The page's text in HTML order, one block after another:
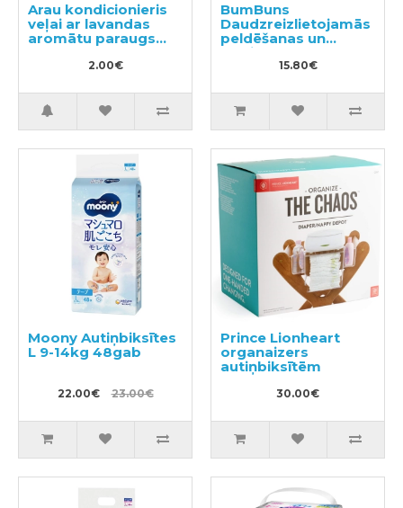
Arau kondicionieris
veļai ar lavandas
aromātu paraugs
2.00€
BumBuns
Daudzreizlietojamās
peldēšanas un
podiņmācību
autiņbiksīte M 11–15
15.80€
Moony Autiņbiksītes
L 9-14kg 48gab
22.00€ 23.00€
Prince Lionheart
organaizers
autiņbiksītēm
30.00€